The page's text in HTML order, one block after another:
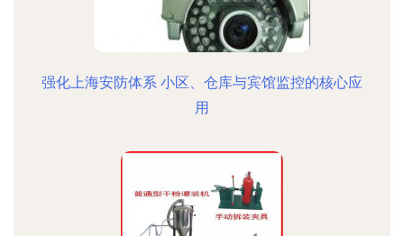
强化上海安防体系 小区、仓库与宾馆监控的核心应
用